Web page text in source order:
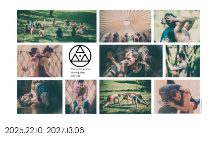
2025.22.10-2027.13.06